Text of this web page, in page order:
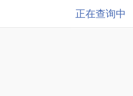
正在查询中